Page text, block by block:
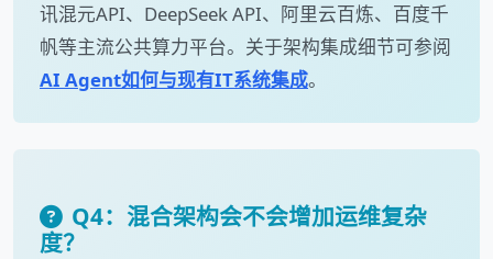
讯混元API、DeepSeek API、阿里云百炼、百度千
帆等主流公共算力平台。关于架构集成细节可参阅
AI Agent如何与现有IT系统集成。
Q4：混合架构会不会增加运维复杂
度？